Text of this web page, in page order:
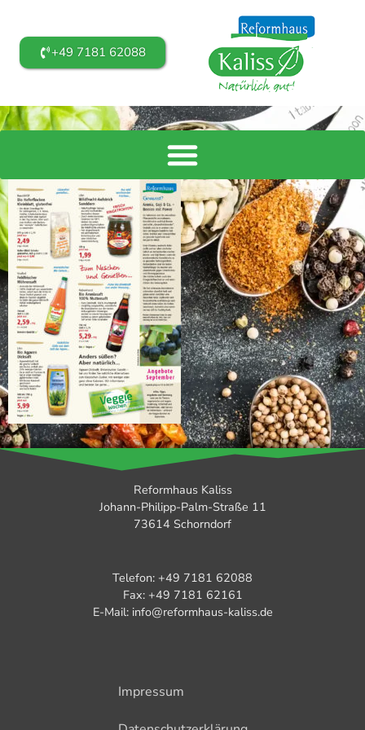
+49 7181 62088
Reformhaus Kaliss
Johann-Philipp-Palm-Straße 11
73614 Schorndorf
Telefon: +49 7181 62088
Fax: +49 7181 62161
E-Mail: info@reformhaus-kaliss.de
Impressum